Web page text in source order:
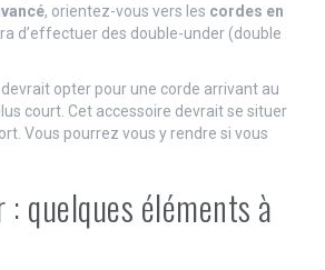
, orientez-vous vers les cordes en
d’effectuer des double-under (double
devrait opter pour une corde arrivant au
court. Cet accessoire devrait se situer
Vous pourrez vous y rendre si vous
quelques éléments à